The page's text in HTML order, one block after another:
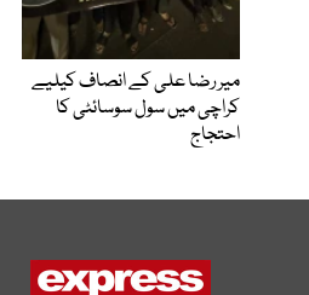
میر رضا علی کے انصاف کیلیے
کراچی میں سول سوسائٹی کا
احتجاج